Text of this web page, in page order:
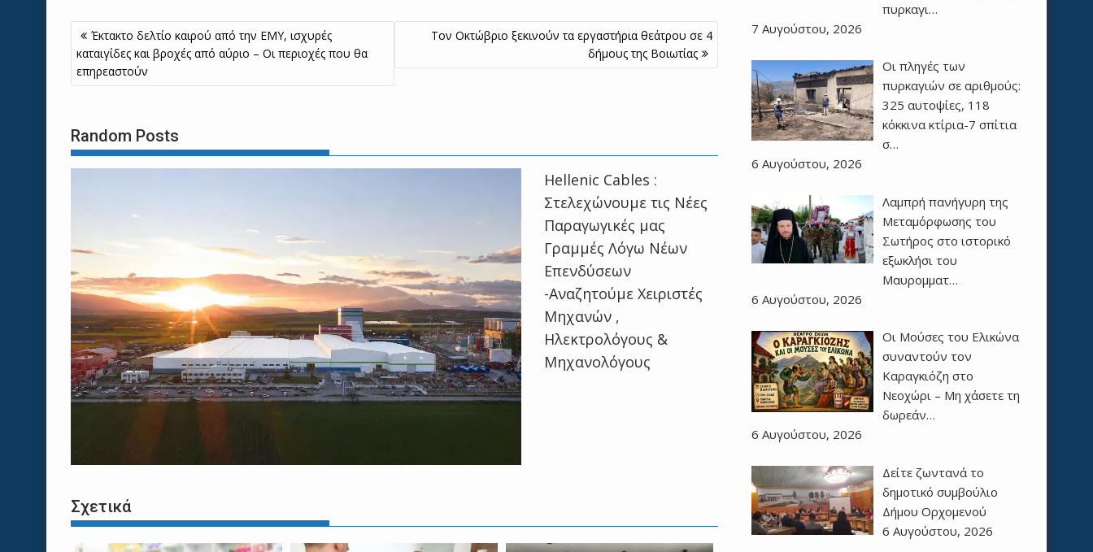
Πλοήγηση
άρθρων
Έκτακτο δελτίο καιρού από την ΕΜΥ, ισχυρές
καταιγίδες και βροχές από αύριο – Οι περιοχές που θα
επηρεαστούν
Τον Οκτώβριο ξεκινούν τα εργαστήρια θεάτρου σε 4
δήμους της Boιωτίας
Random Posts
Hellenic Cables :
Στελεχώνουμε τις Νέες
Παραγωγικές μας
Γραμμές Λόγω Νέων
Επενδύσεων
-Αναζητούμε Χειριστές
Μηχανών ,
Ηλεκτρολόγους &
Μηχανολόγους
Σχετικά
πυρκαγι…
7 Αυγούστου, 2026
Οι πληγές των
πυρκαγιών σε αριθμούς:
325 αυτοψίες, 118
κόκκινα κτίρια-7 σπίτια
σ…
6 Αυγούστου, 2026
Λαμπρή πανήγυρη της
Μεταμόρφωσης του
Σωτήρος στο ιστορικό
εξωκλήσι του
Μαυρομματ…
6 Αυγούστου, 2026
Οι Μούσες του Ελικώνα
συναντούν τον
Καραγκιόζη στο
Νεοχώρι – Μη χάσετε τη
δωρεάν…
6 Αυγούστου, 2026
Δείτε ζωντανά το
δημοτικό συμβούλιο
Δήμου Ορχομενού
6 Αυγούστου, 2026